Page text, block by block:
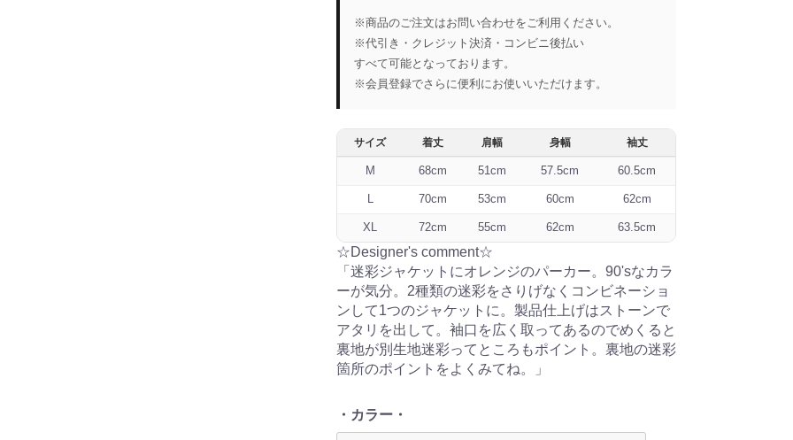
※商品のご注文はお問い合わせをご利用ください。
※代引き・クレジット決済・コンビニ後払い
すべて可能となっております。
※会員登録でさらに便利にお使いいただけます。
サイズ 着丈 肩幅 身幅 袖丈
M 68cm 51cm 57.5cm 60.5cm
L 70cm 53cm 60cm 62cm
XL 72cm 55cm 62cm 63.5cm
☆Designer's comment☆
「迷彩ジャケットにオレンジのパーカー。90'sなカラ
ーが気分。2種類の迷彩をさりげなくコンビネーショ
ンして1つのジャケットに。製品仕上げはストーンで
アタリを出して。袖口を広く取ってあるのでめくると
裏地が別生地迷彩ってところもポイント。裏地の迷彩
箇所のポイントをよくみてね。」
・カラー・